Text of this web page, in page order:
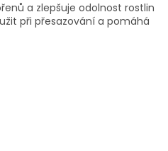
a zlepšuje odolnost rostlin
při přesazování a pomáhá